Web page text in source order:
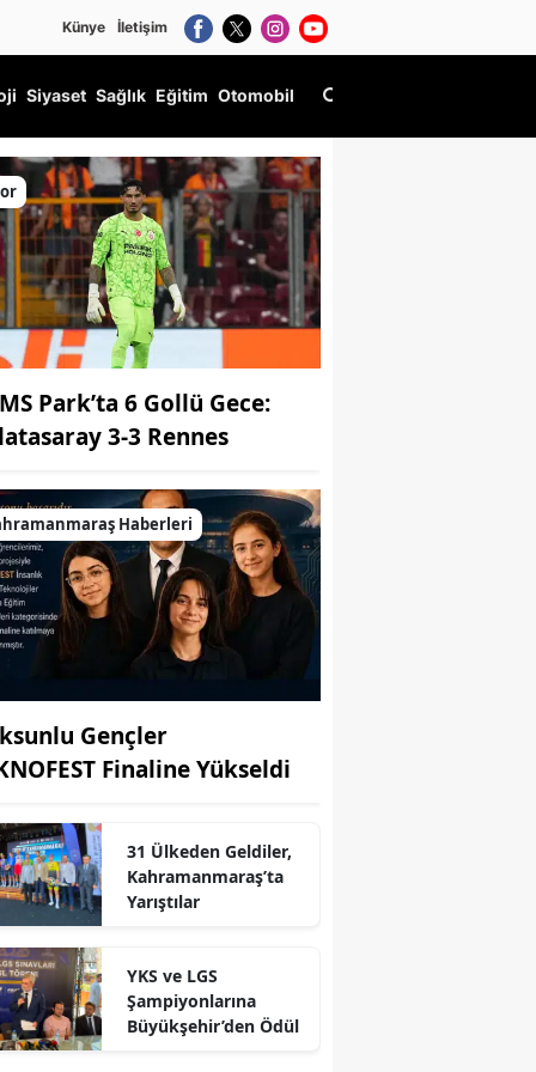
Künye İletişim
Siyaset Sağlık Eğitim Otomobil
Üstlendi!
Park’ta 6 Gollü Gece:
3-3 Rennes
Haberleri
Gençler
Finaline Yükseldi
31 Ülkeden Geldiler,
Kahramanmaraş’ta
Yarıştılar
YKS ve LGS
Şampiyonlarına
Büyükşehir’den Ödül